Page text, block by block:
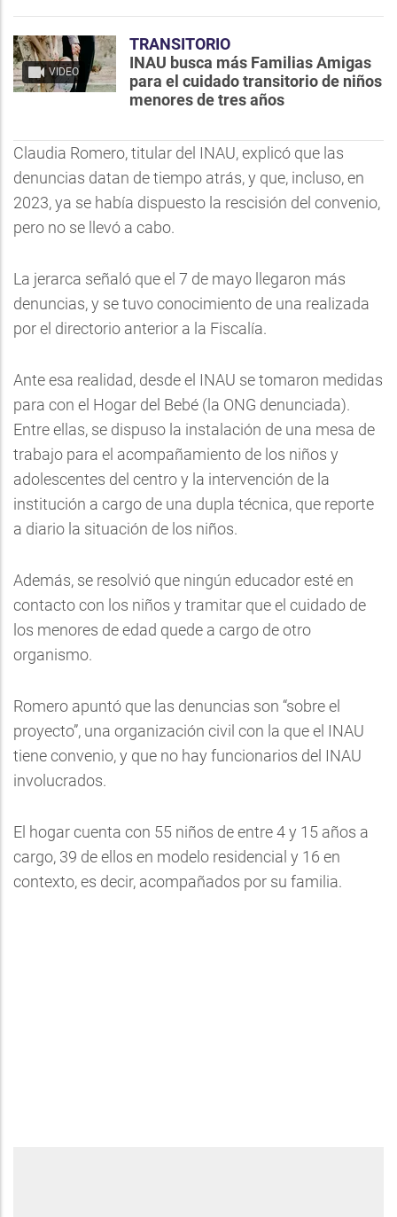
VIDEO
TRANSITORIO
INAU busca más Familias Amigas
para el cuidado transitorio de niños
menores de tres años
Claudia Romero, titular del INAU, explicó que las
denuncias datan de tiempo atrás, y que, incluso, en
2023, ya se había dispuesto la rescisión del convenio,
pero no se llevó a cabo.
La jerarca señaló que el 7 de mayo llegaron más
denuncias, y se tuvo conocimiento de una realizada
por el directorio anterior a la Fiscalía.
Ante esa realidad, desde el INAU se tomaron medidas
para con el Hogar del Bebé (la ONG denunciada).
Entre ellas, se dispuso la instalación de una mesa de
trabajo para el acompañamiento de los niños y
adolescentes del centro y la intervención de la
institución a cargo de una dupla técnica, que reporte
a diario la situación de los niños.
Además, se resolvió que ningún educador esté en
contacto con los niños y tramitar que el cuidado de
los menores de edad quede a cargo de otro
organismo.
Romero apuntó que las denuncias son “sobre el
proyecto”, una organización civil con la que el INAU
tiene convenio, y que no hay funcionarios del INAU
involucrados.
El hogar cuenta con 55 niños de entre 4 y 15 años a
cargo, 39 de ellos en modelo residencial y 16 en
contexto, es decir, acompañados por su familia.